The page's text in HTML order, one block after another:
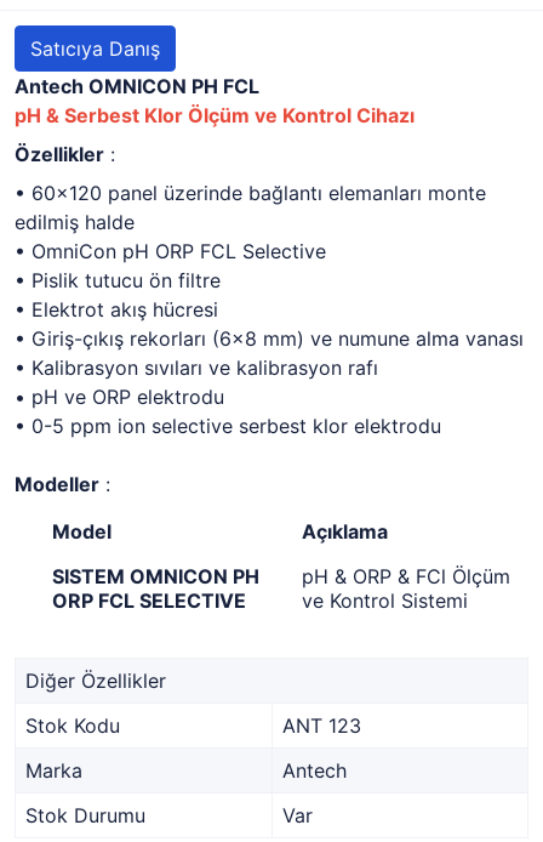
Satıcıya Danış
Antech OMNICON PH FCL
pH & Serbest Klor Ölçüm ve Kontrol Cihazı
Özellikler :
• 60x120 panel üzerinde bağlantı elemanları monte
edilmiş halde
• OmniCon pH ORP FCL Selective
• Pislik tutucu ön filtre
• Elektrot akış hücresi
• Giriş-çıkış rekorları (6x8 mm) ve numune alma vanası
• Kalibrasyon sıvıları ve kalibrasyon rafı
• pH ve ORP elektrodu
• 0-5 ppm ion selective serbest klor elektrodu
Modeller :
Model
Açıklama
SISTEM OMNICON PH
ORP FCL SELECTIVE
pH & ORP & FCl Ölçüm
ve Kontrol Sistemi
Diğer Özellikler
Stok Kodu
ANT 123
Marka
Antech
Stok Durumu
Var